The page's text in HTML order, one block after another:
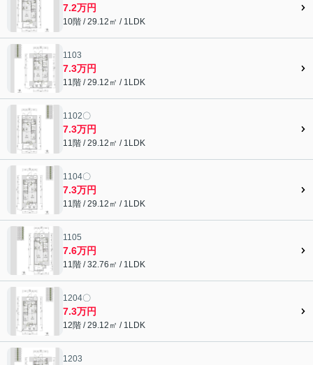
7.2万円
10階 / 29.12㎡ / 1LDK
1103
7.3万円
11階 / 29.12㎡ / 1LDK
1102〇
7.3万円
11階 / 29.12㎡ / 1LDK
1104〇
7.3万円
11階 / 29.12㎡ / 1LDK
1105
7.6万円
11階 / 32.76㎡ / 1LDK
1204〇
7.3万円
12階 / 29.12㎡ / 1LDK
1203